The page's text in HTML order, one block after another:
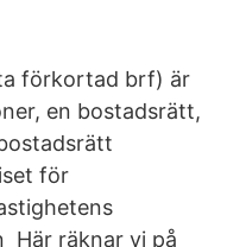
förkortad brf) är
en bostadsrätt,
för
Här räknar vi på